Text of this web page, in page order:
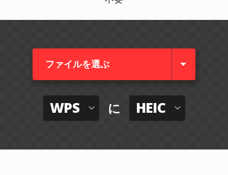
ファイルを選ぶ
WPS に HEIC